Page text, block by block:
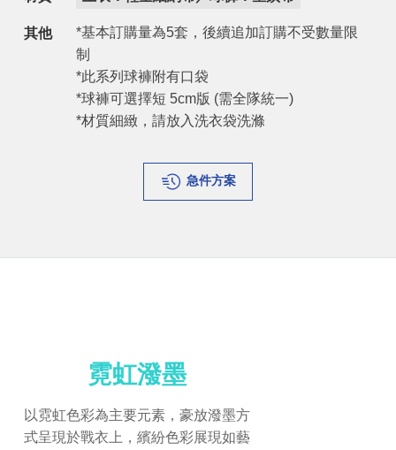
其他
*基本訂購量為5套，後續追加訂購不受數量限
制
*此系列球褲附有口袋
*球褲可選擇短 5cm版 (需全隊統一)
*材質細緻，請放入洗衣袋洗滌
急件方案
霓虹潑墨
以霓虹色彩為主要元素，豪放潑墨方
式呈現於戰衣上，繽紛色彩展現如藝